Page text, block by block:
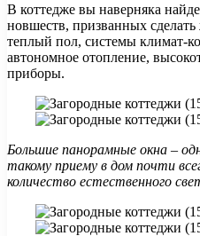
В коттедже вы наверняка
новшеств, призванных
теплый пол, системы климат-
автономное отопление,
приборы.
Большие панорамные окна –
такому приему в дом почти
количество естественного